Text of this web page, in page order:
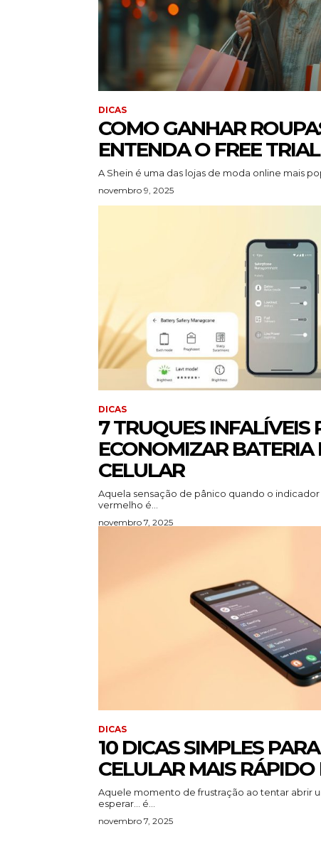
DICAS
COMO GANHAR
ENTENDA O FREE TRIAL
A Shein é uma das lojas de moda online mais
novembro 9, 2025
DICAS
7 TRUQUES INFALÍVEIS
ECONOMIZAR BATERIA
CELULAR
Aquela sensação de pânico quando o
vermelho é...
novembro 7, 2025
DICAS
10 DICAS SIMPLES
CELULAR MAIS RÁPIDO
Aquele momento de frustração ao tentar abrir
esperar... é...
novembro 7, 2025